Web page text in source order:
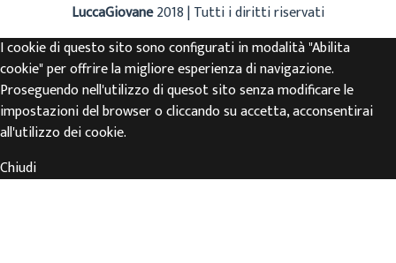
LuccaGiovane2018 | Tutti i diritti riservati
I cookie di questo sito sono configurati in modalità "Abilita
cookie" per offrire la migliore esperienza di navigazione.
Proseguendo nell'utilizzo di quesot sito senza modificare le
impostazioni del browser o cliccando su accetta, acconsentirai
all'utilizzo dei cookie.
Chiudi